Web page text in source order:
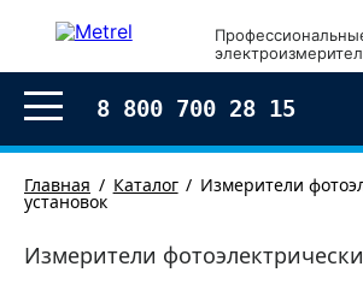
8 800 700 28 15
Главная Каталог Измерители
установок
Измерители
Оформление заказа